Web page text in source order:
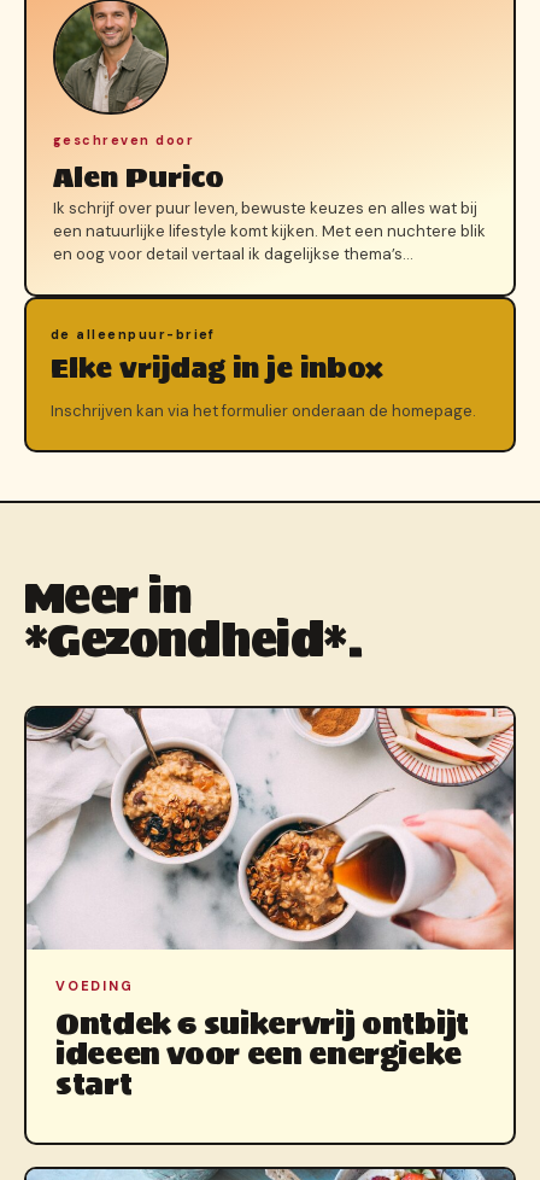
geschreven door
Alen Purico
Ik schrijf over puur leven, bewuste keuzes en alles wat bij
een natuurlijke lifestyle komt kijken. Met een nuchtere blik
en oog voor detail vertaal ik dagelijkse thema’s…
de alleenpuur-brief
Elke vrijdag in je inbox
Inschrijven kan via het formulier onderaan de homepage.
Meer in
*Gezondheid*.
VOEDING
Ontdek 6 suikervrij ontbijt
ideeen voor een energieke
start